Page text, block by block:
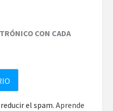
CON CADA
el spam. Aprende